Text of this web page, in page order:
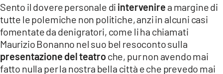
COSENZACHANNEL.IT
ILVIBONESE.IT
CATANZAROCHANNEL.IT
Sento il dovere personale di intervenire a margine di
tutte le polemiche non politiche, anzi in alcuni casi
fomentate da denigratori, come li ha chiamati
Maurizio Bonanno nel suo bel resoconto sulla
presentazione del teatroche, pur non avendo mai
fatto nulla per la nostra bella città e che prevedo mai